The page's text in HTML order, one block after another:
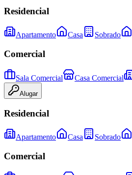
Residencial
Apartamento Casa Sobrado
Comercial
Sala Comercial Casa Comercial
Alugar
Residencial
Apartamento Casa Sobrado
Comercial